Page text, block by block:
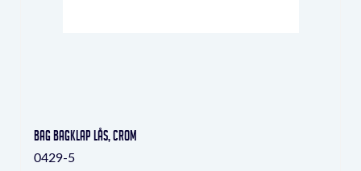
Bag bagklap lås, crom
0429-5